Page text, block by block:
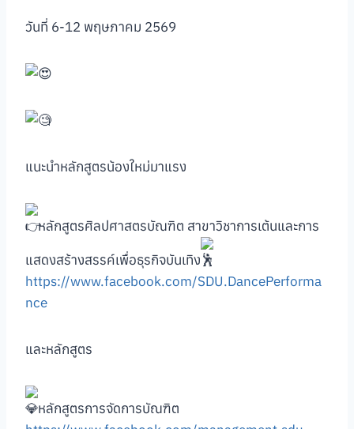
วันที่ 6-12 พฤษภาคม 2569
แนะนำหลักสูตรน้องใหม่มาแรง
หลักสูตรศิลปศาสตรบัณฑิต สาขาวิชาการเต้นและการ
แสดงสร้างสรรค์เพื่อธุรกิจบันเทิง
https://www.facebook.com/SDU.DancePerforma
nce
และหลักสูตร
หลักสูตรการจัดการบัณฑิต